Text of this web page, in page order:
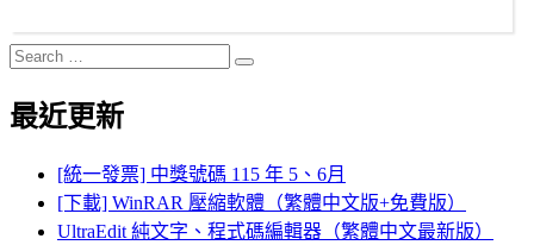
Search
for:
Search
最近更新
[統一發票] 中獎號碼 115 年 5、6月
[下載] WinRAR 壓縮軟體（繁體中文版+免費版）
UltraEdit 純文字、程式碼編輯器（繁體中文最新版）